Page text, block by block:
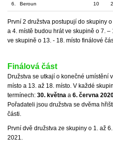
6. Beroun 10 2
První 2 družstva postupují do skupiny
a 4. místě budou hrát ve skupině o 7.
ve skupině o 13. - 18. místo finálové
Finálová část
Družstva se utkají o konečné umístění
místo a 13. až 18. místo. V každé
termínech: 30. května a 6. června
Pořadateli jsou družstva se dvěma
části.
První dvě družstva ze skupiny o 1. až
2021.